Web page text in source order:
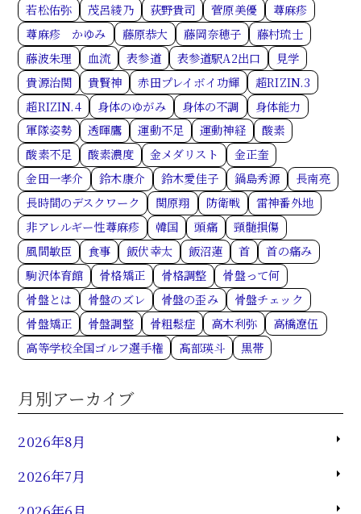
若松佑弥
茂呂綾乃 荻野貴司 菅原美優
蕁麻疹
蕁麻疹 かゆみ
藤原恭大 藤岡奈穂子
藤村琉士
藤波朱理
血流 表参道 表参道駅A2出口
見学
貴源治関
貴賢神 赤田プレイボイ功輝
超RIZIN.3
超RIZIN.4
身体のゆがみ 身体の不調
身体能力
軍隊姿勢
透暉鷹 運動不足 運動神経
酸素
酸素不足
酸素濃度 金メダリスト
金正奎
金田一孝介
鈴木康介 鈴木愛佳子 鍋島秀源
長南亮
長時間のデスクワーク
関原翔 防衛戦
雷神番外地
非アレルギー性蕁麻疹
韓国 頭痛
頸髄損傷
風間敏臣
食事 飯伏幸太 飯沼蓮 首
首の痛み
駒沢体育館
骨格矯正 骨格調整
骨盤って何
骨盤とは
骨盤のズレ 骨盤の歪み
骨盤チェック
骨盤矯正
骨盤調整 骨粗鬆症 高木利弥
高橋遼伍
高等学校全国ゴルフ選手権
髙部瑛斗 黒帯
月別アーカイブ
2026年8月
2026年7月